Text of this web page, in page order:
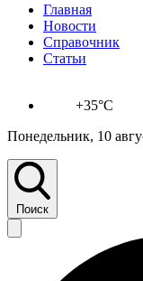
Главная
Новости
Справочник
Статьи
+35°C
Понедельник, 10
Поиск